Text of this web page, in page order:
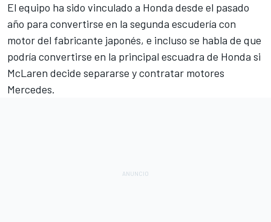
El equipo ha sido vinculado a Honda desde el pasado
año para convertirse en la segunda escudería con
motor del fabricante japonés, e incluso se habla de que
podría convertirse en la principal escuadra de Honda si
McLaren decide separarse y contratar motores
Mercedes.